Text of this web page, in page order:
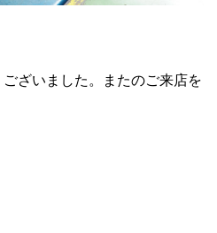
ざいました。またのご来店を